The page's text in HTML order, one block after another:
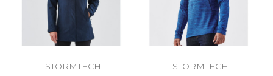
STORMTECH
STORMTECH